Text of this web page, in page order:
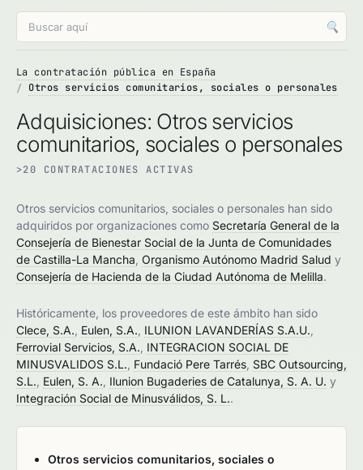
🔍
La contratación pública en España
Otros servicios comunitarios, sociales o personales
Adquisiciones: Otros servicios
comunitarios, sociales o personales
>20 CONTRATACIONES ACTIVAS
Otros servicios comunitarios, sociales o personales han sido
adquiridos por organizaciones como Secretaría General de la
Consejería de Bienestar Social de la Junta de Comunidades
de Castilla-La Mancha Organismo Autónomo Madrid Salud y
Consejería de Hacienda de la Ciudad Autónoma de Melilla.
Históricamente, los proveedores de este ámbito han sido
Clece, S.A. Eulen, S.A. ILUNION LAVANDERÍAS S.A.U.
Ferrovial Servicios, S.A. INTEGRACION SOCIAL DE
MINUSVALIDOS S.L. Fundació Pere Tarrés SBC Outsourcing,
S.L. Eulen, S. A. Ilunion Bugaderies de Catalunya, S. A. U. y
Integración Social de Minusválidos, S. L..
Otros servicios comunitarios, sociales o